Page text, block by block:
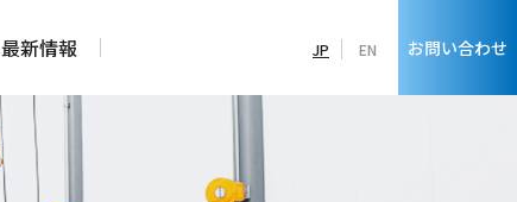
最新情報 JP EN お問い合わせ